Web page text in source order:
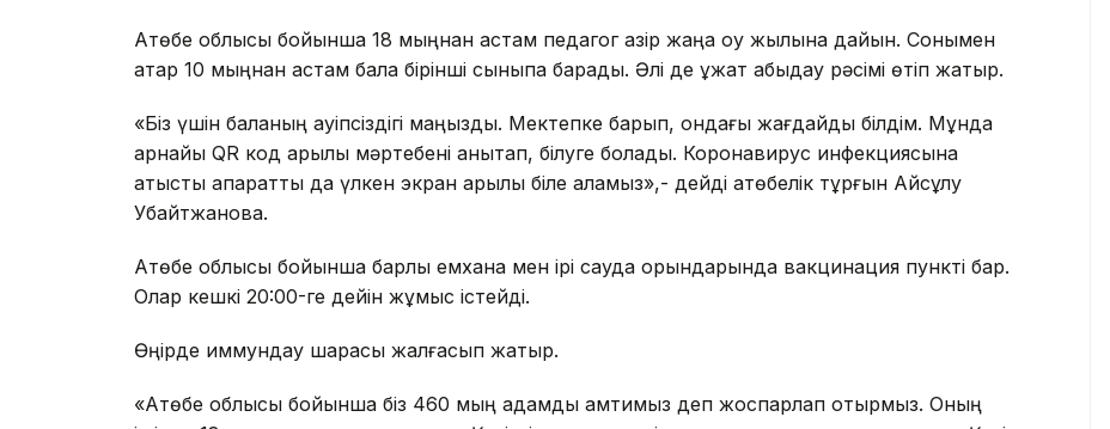
Ақтөбе облысы бойынша 18 мыңнан астам педагог қазір жаңа оқу жылына дайын. Сонымен
қатар 10 мыңнан астам бала бірінші сыныпқа барады. Әлі де құжат қабыдау рәсімі өтіп жатыр.
«Біз үшін баланың қауіпсіздігі маңызды. Мектепке барып, ондағы жағдайды білдім. Мұнда
арнайы QR код арқылы мәртебені анықтап, білуге болады. Коронавирус инфекциясына
қатысты ақпаратты да үлкен экран арқылы біле аламыз»,- дейді ақтөбелік тұрғын Айсұлу
Убайтжанова.
Ақтөбе облысы бойынша барлық емхана мен ірі сауда орындарында вакцинация пункті бар.
Олар кешкі 20:00-ге дейін жұмыс істейді.
Өңірде иммундау шарасы жалғасып жатыр.
«Ақтөбе облысы бойынша біз 460 мың адамды қамтимыз деп жоспарлап отырмыз. Оның